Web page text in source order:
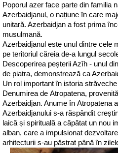
Poporul azer face parte din familia
Azerbaidjanul, o națiune în care
unitară. Azerbaidjan a fost prima
musulmană.
Azerbaidjanul este unul dintre cele
pe teritoriul căreia de-a lungul
Descoperirea peșterii Azîh - unul
de piatra, demonstrează ca
Un rol important în istoria
Denumirea de Atropatena,
Azerbaidjan. Anume în Atropatena
Azerbaidjanului s-a răspândit
laică și spirituală a căpătat un nou
alban, care a impulsionat
arhitecturii s-au păstrat până în